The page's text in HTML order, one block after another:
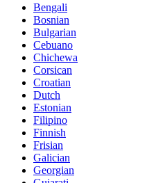
Bengali
Bosnian
Bulgarian
Cebuano
Chichewa
Corsican
Croatian
Dutch
Estonian
Filipino
Finnish
Frisian
Galician
Georgian